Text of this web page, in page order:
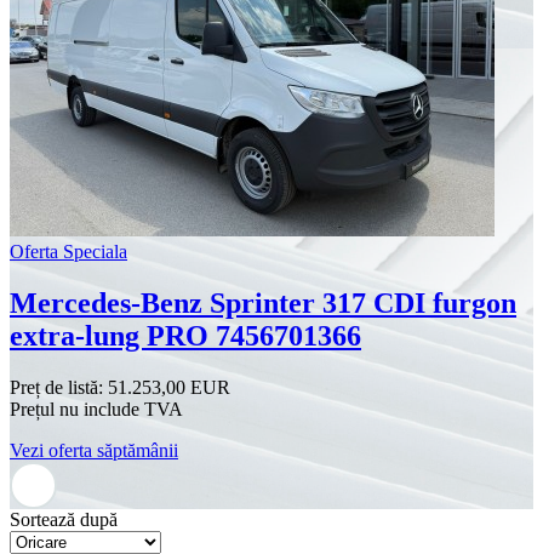
Oferta Speciala
Mercedes-Benz Sprinter 317 CDI furgon
extra-lung PRO 7456701366
Preț de listă: 51.253,00 EUR
Prețul nu include TVA
Vezi oferta săptămânii
Sortează după